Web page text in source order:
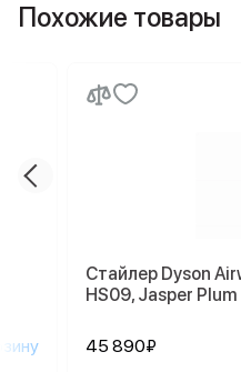
Похожие товары
Стайлер Dyson
HS09, Jasper Plum
45 890₽